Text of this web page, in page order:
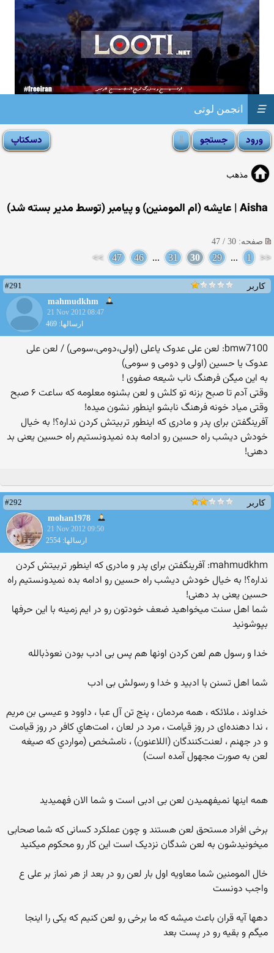
انجمن لوتی ☰
مذهب
Aisha | عایشه (ام المومنین) و پیامبر (توسط مدیر بسته شد)
صفحه: 30 / 47
<<
1
...
29
30
31
...
46
47
>>
کاربر
#291
mahmudkhm
21 Nov 2012 08:47
ارسالها: 469
bmw7100: لعن علی عدوک یاعلی (اولی،دومی،سومی) / لعن علی
عدوک یا حسین (اولی و دومی و سومی)
به این میگن فرهنگ ناب شیعه صفوی !
وقتی آدم تا صبح بزنه تو کلش و لعن بشنوه معلومه که ساعت ۶ صبح
وقتی میاد خونه فرهنگ نابشو اینطور نشون میده!
آفرینگفتن برای پدر و مادری که اینطور تربیتش کردن نداره؟! به خیال
خودش دیشب راه حسین رو ادامه بده نمیدونستیم راه حسین یعنی بد
دهنی!
کاربر
#292
mohan1978
21 Nov 2012 09:50
ارسالها: 2554
mahmudkhm: آفرینگفتن برای پدر و مادری که اینطور تربیتش کردن
نداره؟! به خیال خودش دیشب راه حسین رو ادامه بده نمیدونستیم راه
حسین یعنی بد دهنی!
شما اهل سنت میخواهید ضعف خودتون رو در ایم زمینه با این حرفها
بپوشونید
خدا و رسول هم لعن کردن اونها هم پس بی ادب بودن نعوذبالله
شما اهل تسنن با ادبید و خدا و رسولش بی ادب
خداوند ، ملائکه ، همه مردمان ، پنج تن آل عبا ، داوود و عيسی بن مريم
، ندا دهنده‌ای در روز قيامت ، مرد در لعان ، امت‌هاي كافر در روز قيامت
و در جهنم ، لعنت‌کنندگان (اللاعنون) ، نامشخص (مواردي كه صيغه
لعن به صورت مجهول آمده است)
همه اینها نمیفهمیدن لعن بی ادبی است و شما الان فهمیدید
برخی افراد مستحق لعن هستند و چون عملکرد کسانی که شما صحابی
میخونیدشون به لعن شدگان نزدیک است این کار رو محکوم میکنید
خال المومنین شما معاویه اول بار لعن رو در بعد از هر نماز بر علی ع
واجب دونست
دهها آیه قران باعث میشه که ما برخی رو لعن کنیم که یکی را اینجا
میگم و بقیه رو در پست بعد